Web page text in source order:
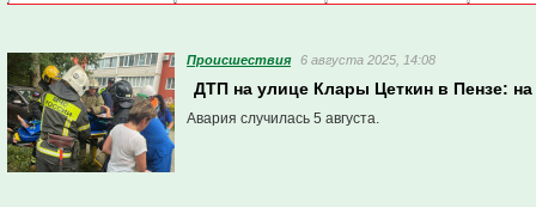
Проиcшествия 6 августа 2025, 14:08
ДТП на улице Клары Цеткин в Пензе: на
Авария случилась 5 августа.